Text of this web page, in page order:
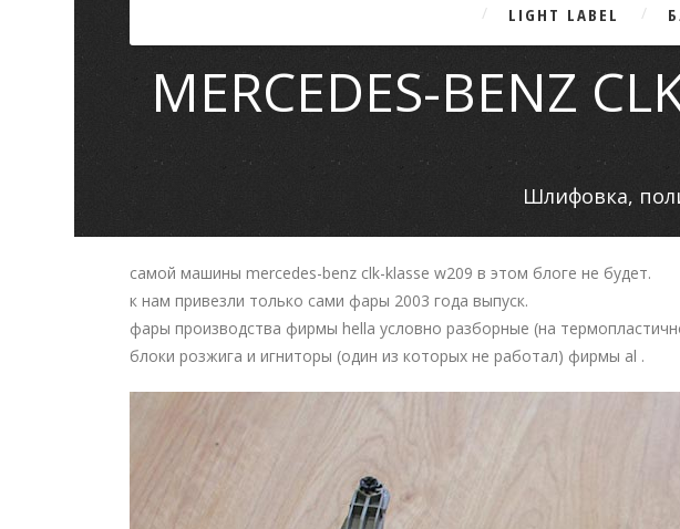
LIGHT LABEL
MERCEDES-BENZ
Шлифовка,
самой машины mercedes-benz clk-klasse w209 в этом блоге не будет.
к нам привезли только сами фары 2003 года выпуск.
фары производства фирмы hella условно разборные (на
блоки розжига и игниторы (один из которых не работал) фирмы al .